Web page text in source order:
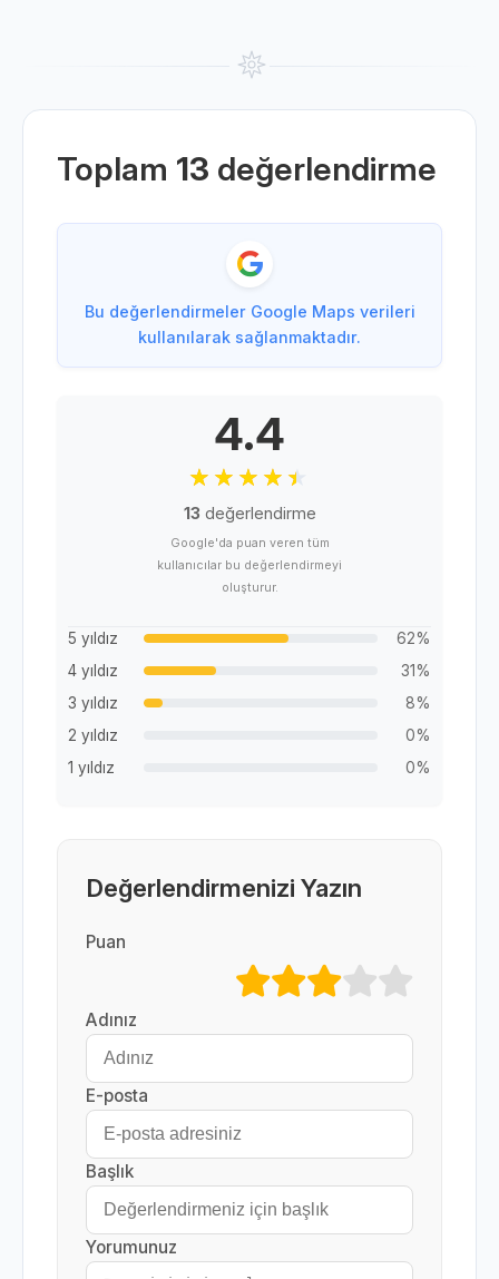
Toplam 13 değerlendirme
Bu değerlendirmeler Google Maps verileri
kullanılarak sağlanmaktadır.
4.4
13 değerlendirme
Google'da puan veren tüm
kullanıcılar bu değerlendirmeyi
oluşturur.
5 yıldız
62%
4 yıldız
31%
3 yıldız
8%
2 yıldız
0%
1 yıldız
0%
Değerlendirmenizi Yazın
Puan
Adınız
E-posta
Başlık
Yorumunuz